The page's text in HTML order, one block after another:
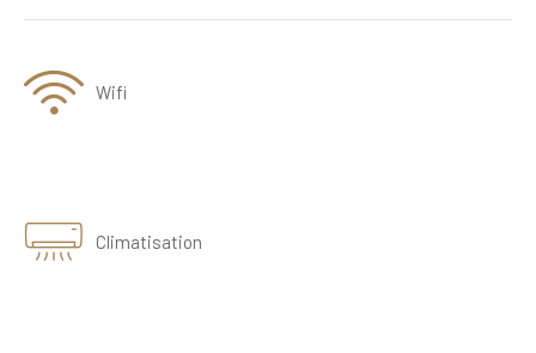
Wifi
Climatisation